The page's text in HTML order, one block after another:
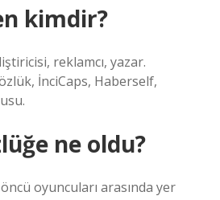
kimdir?
reklamcı, yazar.
İnciCaps, Haberself,
ne oldu?
oyuncuları arasında yer